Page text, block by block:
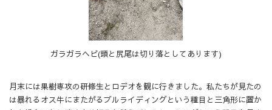
ガラガラヘビ(頭と尻尾は切り落としてあります)
月末には果樹専攻の研修生とロデオを観に行きました。私たちが見たの
は暴れるオス牛にまたがるブルライディングという種目と三角形に置か